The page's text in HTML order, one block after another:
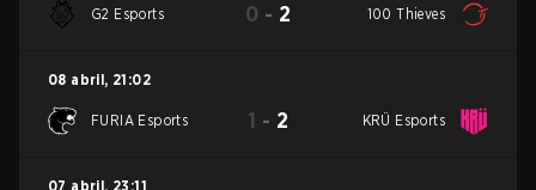
G2 Esports 0 - 2 100 Thieves
08 abril, 21:02
FURIA Esports 1 - 2 KRÜ Esports
07 abril, 23:11